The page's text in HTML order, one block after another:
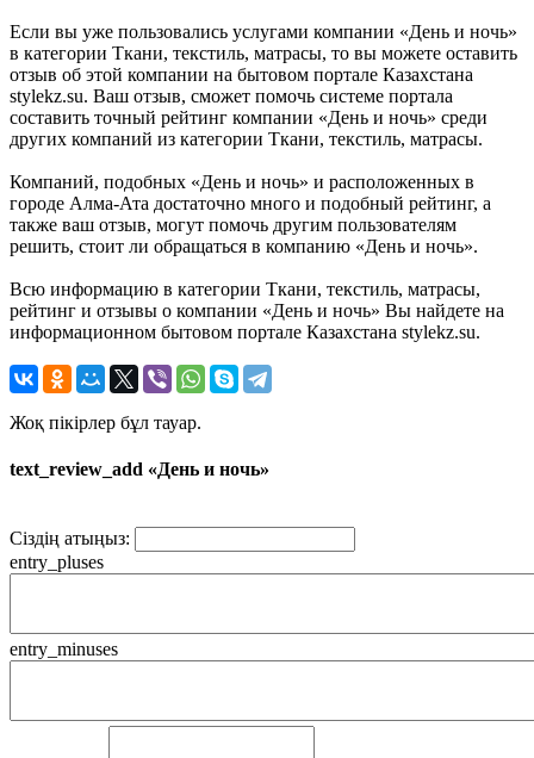
Если вы уже пользовались услугами компании «День и ночь»
в категории Ткани, текстиль, матрасы, то вы можете оставить
отзыв об этой компании на бытовом портале Казахстана
stylekz.su. Ваш отзыв, сможет помочь системе портала
составить точный рейтинг компании «День и ночь» среди
других компаний из категории Ткани, текстиль, матрасы.
Компаний, подобных «День и ночь» и расположенных в
городе Алма-Ата достаточно много и подобный рейтинг, а
также ваш отзыв, могут помочь другим пользователям
решить, стоит ли обращаться в компанию «День и ночь».
Всю информацию в категории Ткани, текстиль, матрасы,
рейтинг и отзывы о компании «День и ночь» Вы найдете на
информационном бытовом портале Казахстана stylekz.su.
Жоқ пікірлер бұл тауар.
text_review_add «День и ночь»
Сіздің атыңыз:
entry_pluses
entry_minuses